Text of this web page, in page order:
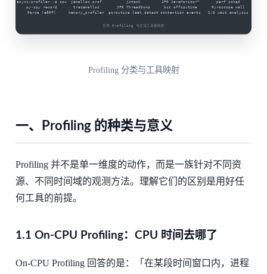
Profiling 分类与工具映射
一、Profiling 的种类与意义
Profiling 并不是单一维度的动作，而是一族针对不同资
源、不同时间域的观测方法。理解它们的区别是用好任
何工具的前提。
1.1 On-CPU Profiling：CPU 时间去哪了
On-CPU Profiling 回答的是：「在某段时间窗口内，进程